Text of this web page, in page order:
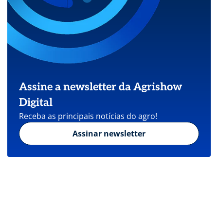
Assine a newsletter da Agrishow
Digital
Receba as principais notícias do agro!
Assinar newsletter